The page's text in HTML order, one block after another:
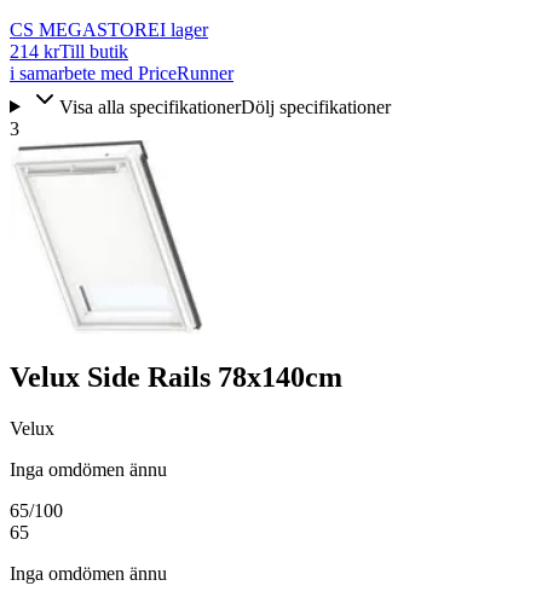
CS MEGASTOREI lager
214 krTill butik
i samarbete med PriceRunner
Visa alla specifikationerDölj specifikationer
3
Velux Side Rails 78x140cm
Velux
Inga omdömen ännu
65/100
65
Inga omdömen ännu